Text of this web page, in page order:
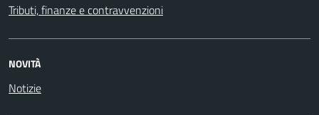
Tributi, finanze e contravvenzioni
NOVITÀ
Notizie